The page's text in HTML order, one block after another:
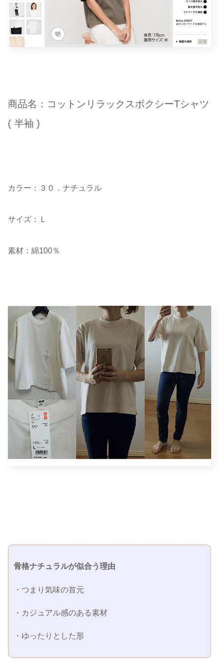
商品名：コットンリラックスボクシーTシャツ
( 半袖 )
カラー：３０．ナチュラル
サイズ：Ｌ
素材：綿100％
骨格ナチュラルが似合う理由
・つまり気味の首元
・カジュアル感のある素材
・ゆったりとした形